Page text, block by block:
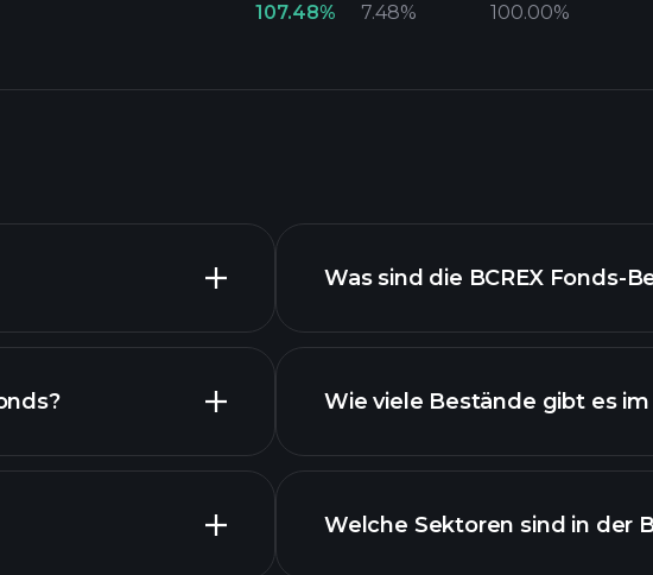
107.48% 7.48% 100.00%
Was sind die BCREX Fonds-
Bestände
Wie viele Bestände gibt es im
Welche Sektoren sind in der